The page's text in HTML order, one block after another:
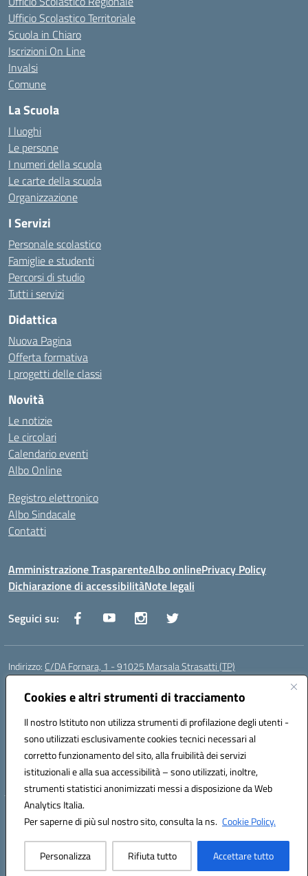
Cookies e altri strumenti di tracciamento
Il nostro Istituto non utilizza strumenti di profilazione degli utenti -
sono utilizzati esclusivamente cookies tecnici necessari al
corretto funzionamento del sito, alla fruibilità dei servizi
istituzionali e alla sua accessibilità – sono utilizzati, inoltre,
strumenti statistici anonimizzati messi a disposizione da Web
Analytics Italia.
Per saperne di più sul nostro sito, consulta la ns. Cookie Policy.
Personalizza Rifiuta tutto Accettare tutto
Ufficio Scolastico Territoriale
Scuola in Chiaro
Iscrizioni On Line
Invalsi
Comune
La Scuola
I luoghi
Le persone
I numeri della scuola
Le carte della scuola
Organizzazione
I Servizi
Personale scolastico
Famiglie e studenti
Percorsi di studio
Tutti i servizi
Didattica
Nuova Pagina
Offerta formativa
I progetti delle classi
Novità
Le notizie
Le circolari
Calendario eventi
Albo Online
Registro elettronico
Albo Sindacale
Contatti
Amministrazione TrasparenteAlbo onlinePrivacy Policy
Dichiarazione di accessibilitàNote legali
Seguici su:
Indirizzo: C/DA Fornara, 1 - 91025 Marsala Strasatti (TP)
Centralino:
Posta elettronica certificata (PEC):tpic81600v@pec.istruzione.it
Codice fiscale: 82006360810
Codice meccanografico:TPIC81600V
Codice Indice delle Pubbliche Amministrazioni (IPA): istsc_tpic81600v
Codice unico di fatturazione (CUF): UFODYY
Hosting & Powered by 3D Solution S.r.l.
Concept & Design by Designers Italia